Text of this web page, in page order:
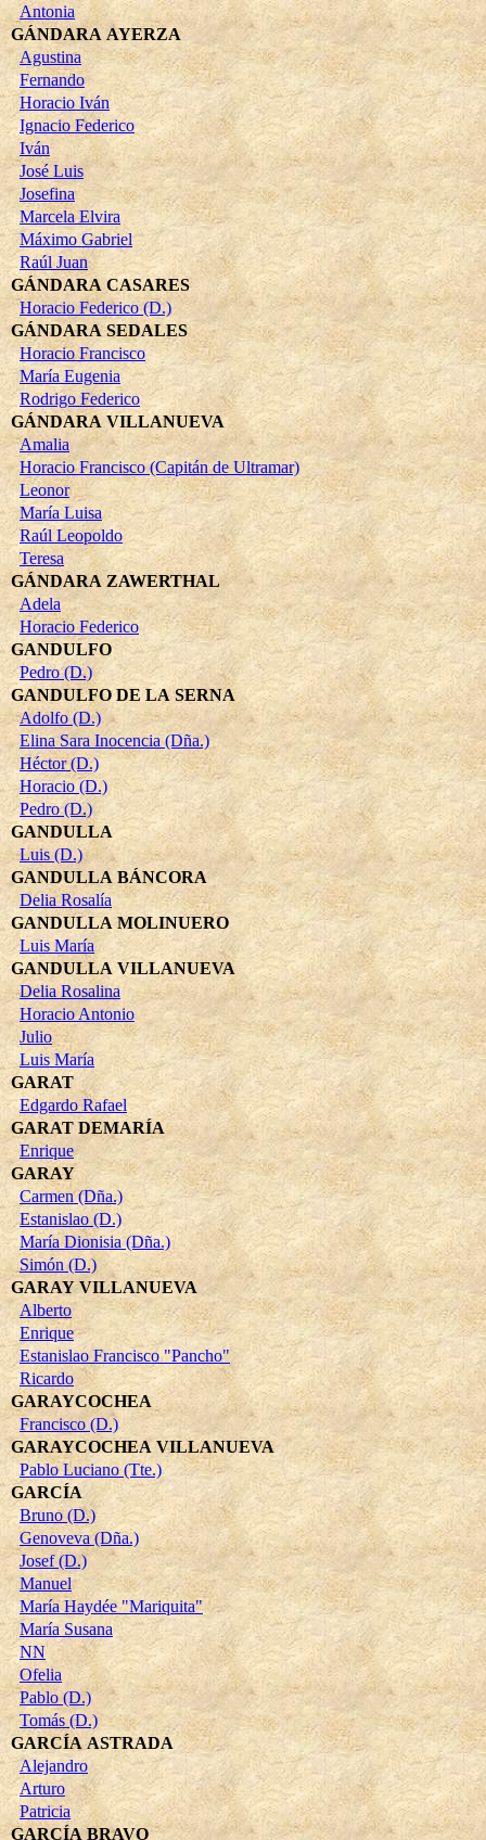
Antonia
GÁNDARA AYERZA
Agustina
Fernando
Horacio Iván
Ignacio Federico
Iván
José Luis
Josefina
Marcela Elvira
Máximo Gabriel
Raúl Juan
GÁNDARA CASARES
Horacio Federico (D.)
GÁNDARA SEDALES
Horacio Francisco
María Eugenia
Rodrigo Federico
GÁNDARA VILLANUEVA
Amalia
Horacio Francisco (Capitán de Ultramar)
Leonor
María Luisa
Raúl Leopoldo
Teresa
GÁNDARA ZAWERTHAL
Adela
Horacio Federico
GANDULFO
Pedro (D.)
GANDULFO DE LA SERNA
Adolfo (D.)
Elina Sara Inocencia (Dña.)
Héctor (D.)
Horacio (D.)
Pedro (D.)
GANDULLA
Luis (D.)
GANDULLA BÁNCORA
Delia Rosalía
GANDULLA MOLINUERO
Luis María
GANDULLA VILLANUEVA
Delia Rosalina
Horacio Antonio
Julio
Luis María
GARAT
Edgardo Rafael
GARAT DEMARÍA
Enrique
GARAY
Carmen (Dña.)
Estanislao (D.)
María Dionisia (Dña.)
Simón (D.)
GARAY VILLANUEVA
Alberto
Enrique
Estanislao Francisco "Pancho"
Ricardo
GARAYCOCHEA
Francisco (D.)
GARAYCOCHEA VILLANUEVA
Pablo Luciano (Tte.)
GARCÍA
Bruno (D.)
Genoveva (Dña.)
Josef (D.)
Manuel
María Haydée "Mariquita"
María Susana
NN
Ofelia
Pablo (D.)
Tomás (D.)
GARCÍA ASTRADA
Alejandro
Arturo
Patricia
GARCÍA BRAVO